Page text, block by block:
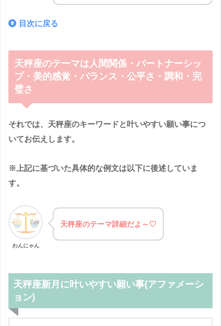
目次に戻る
天秤座のテーマは人間関係・パートナーシッ
プ・美的感覚・バランス・公平さ・調和・完
璧さ
それでは、天秤座のキーワードと叶いやすい願い事につ
いてお伝えします。
※上記に基づいた具体的な例文は以下に後述していま
す。
わんにゃん
天秤座のテーマ詳細だよ～♡
天秤座新月に叶いやすい願い事(アファメーシ
ョン)